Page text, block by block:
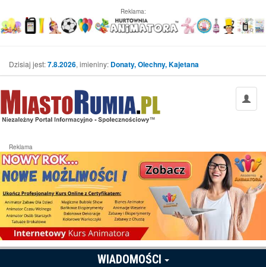
Reklama:
Dzisiaj jest:7.8.2026, imieniny: Donaty, Olechny, Kajetana
Reklama
WIADOMOŚCI